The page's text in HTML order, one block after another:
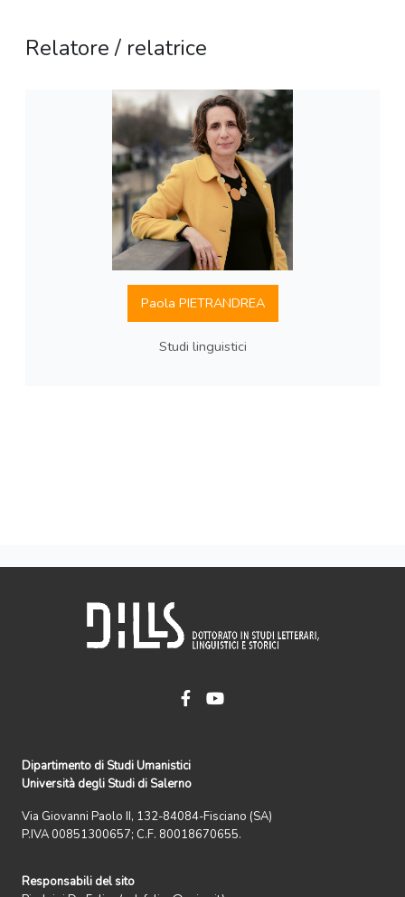
Relatore / relatrice
Paola PIETRANDREA
Studi linguistici
Dipartimento di Studi Umanistici
Università degli Studi di Salerno
Via Giovanni Paolo II, 132-84084-Fisciano (SA)
P.IVA 00851300657; C.F. 80018670655.
Responsabili del sito